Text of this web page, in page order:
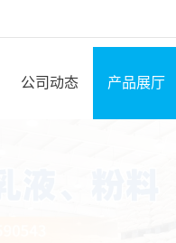
公司动态 产品展厅